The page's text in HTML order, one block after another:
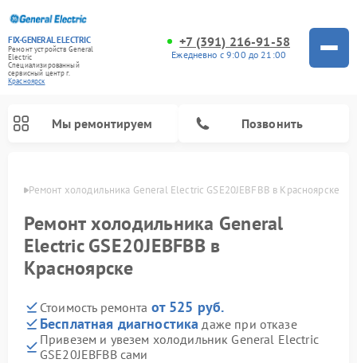
FIX-GENERAL ELECTRIC
Ремонт устройств General
Electric
Специализированный
cервисный центр г.
Красноярск
+7 (391) 216-91-58
Ежедневно с 9:00 до 21:00
Мы ремонтируем Позвонить
Ремонт холодильника General Electric GSE20JEBFBB в Красноярске
Ремонт холодильника General
Electric GSE20JEBFBB в
Красноярске
Стоимость ремонта от 525 руб.
Бесплатная диагностика даже при отказе
Привезем и увезем холодильник General Electric
GSE20JEBFBB сами